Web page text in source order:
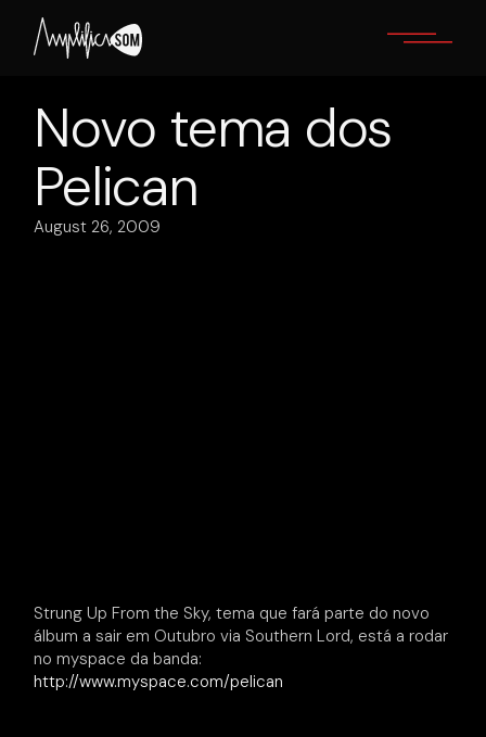
content
Novo tema dos
Pelican
August 26, 2009
Strung Up From the Sky, tema que fará parte do novo
álbum a sair em Outubro via Southern Lord, está a rodar
no myspace da banda:
http://www.myspace.com/pelican